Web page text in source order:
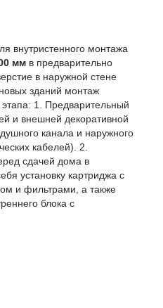
внутристенного монтажа
мм в предварительно
в наружной стене
зданий монтаж
этапа: 1. Предварительный
и внешней декоративной
канала и наружного
кабелей). 2.
сдачей дома в
установку картриджа с
и фильтрами, а также
блока с